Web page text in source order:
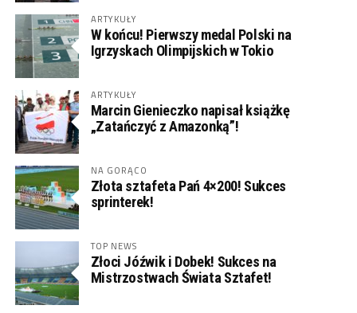
ARTYKUŁY
W końcu! Pierwszy medal Polski na
Igrzyskach Olimpijskich w Tokio
ARTYKUŁY
Marcin Gienieczko napisał książkę
„Zatańczyć z Amazonką”!
NA GORĄCO
Złota sztafeta Pań 4×200! Sukces
sprinterek!
TOP NEWS
Złoci Jóźwik i Dobek! Sukces na
Mistrzostwach Świata Sztafet!